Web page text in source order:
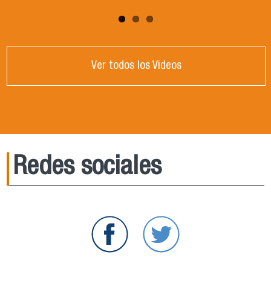
Ver todos los Videos
Redes sociales